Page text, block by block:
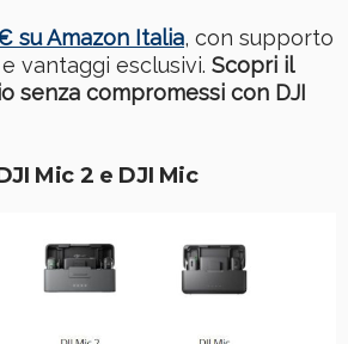
su Amazon Italia, con supporto
vantaggi esclusivi. Scopri il
senza compromessi con DJI
Mic 2 e DJI Mic